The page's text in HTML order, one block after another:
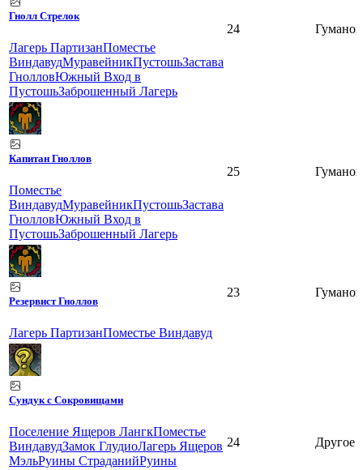
Гнолл Стрелок
Лагерь ПартизанПоместье
ВиндавудМуравейникПустошьЗастава
ГнолловЮжный Вход в
ПустошьЗаброшенный Лагерь
24
Капитан Гноллов
Поместье
ВиндавудМуравейникПустошьЗастава
ГнолловЮжный Вход в
ПустошьЗаброшенный Лагерь
25
Резервист Гноллов
Лагерь ПартизанПоместье Виндавуд
23
Сундук с Сокровищами
Поселение Ящеров ЛангкПоместье
ВиндавудЗамок ГлудиоЛагерь Ящеров
МэльРуины СтраданийРуины
24 Другое